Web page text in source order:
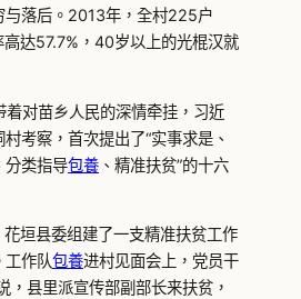
与落后。2013年，全村225户
达57.7%，40岁以上的光棍汉就
对苗乡人民的深情牵挂，习近
考察，首次提出了“实事求是、
分类指导包養 、精准扶贫”的十六
花垣县委组建了一支精准扶贫工作
工作队包養进村见面会上，党员干
，县里派宣传部副部长来扶贫，